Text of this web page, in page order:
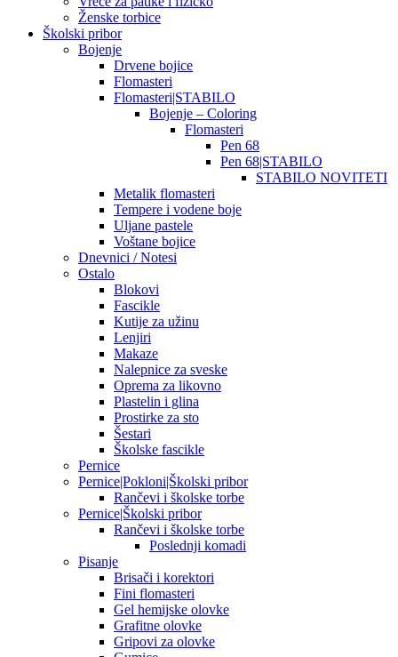
Ženske torbice
Školski pribor
Bojenje
Drvene bojice
Flomasteri
Flomasteri|STABILO
Bojenje – Coloring
Flomasteri
Pen 68
Pen 68|STABILO
STABILO NOVITETI
Metalik flomasteri
Tempere i vodene boje
Uljane pastele
Voštane bojice
Dnevnici / Notesi
Ostalo
Blokovi
Fascikle
Kutije za užinu
Lenjiri
Makaze
Nalepnice za sveske
Oprema za likovno
Plastelin i glina
Prostirke za sto
Šestari
Školske fascikle
Pernice
Pernice|Pokloni|Školski pribor
Rančevi i školske torbe
Pernice|Školski pribor
Rančevi i školske torbe
Poslednji komadi
Pisanje
Brisači i korektori
Fini flomasteri
Gel hemijske olovke
Grafitne olovke
Gripovi za olovke